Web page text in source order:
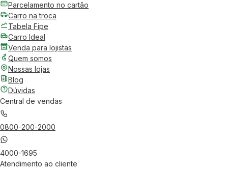
Parcelamento no cartão
Carro na troca
Tabela Fipe
Carro Ideal
Venda para lojistas
Quem somos
Nossas lojas
Blog
Dúvidas
Central de vendas
0800-200-2000
4000-1695
Atendimento ao cliente